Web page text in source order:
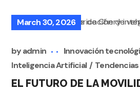
March 30, 2026
byadmin
Innovación
Inteligencia Artificial
EL FUTURO DE LA